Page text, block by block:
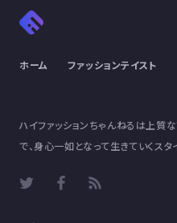
ホーム ファッションテイスト
ハイファッションちゃんねるは上質
で、身心一如となって生きていくスタ